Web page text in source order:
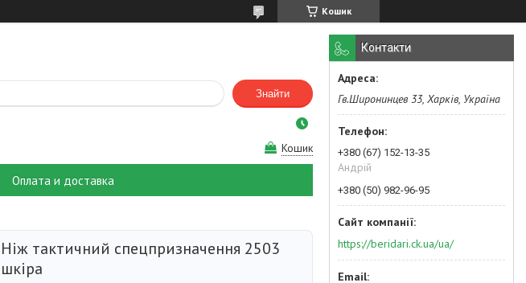
Кошик
Знайти
Кошик
Оплата и доставка
Ніж тактичний спецпризначення 2503
шкіра
Контакти
Гв.Широнинцев 33, Харків, Україна
+380 (67) 152-13-35
Андрій
+380 (50) 982-96-95
https://beridari.ck.ua/ua/